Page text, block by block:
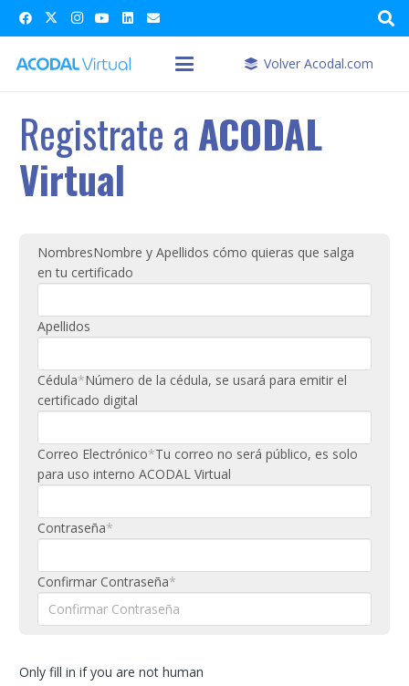
Volver Acodal.com
Registrate aACODAL
Virtual
NombresNombre y Apellidos cómo quieras que salga
en tu certificado
Apellidos
Cédula*Número de la cédula, se usará para emitir el
certificado digital
Correo Electrónico*Tu correo no será público, es solo
para uso interno ACODAL Virtual
Contraseña*
Confirmar Contraseña*
Only fill in if you are not human